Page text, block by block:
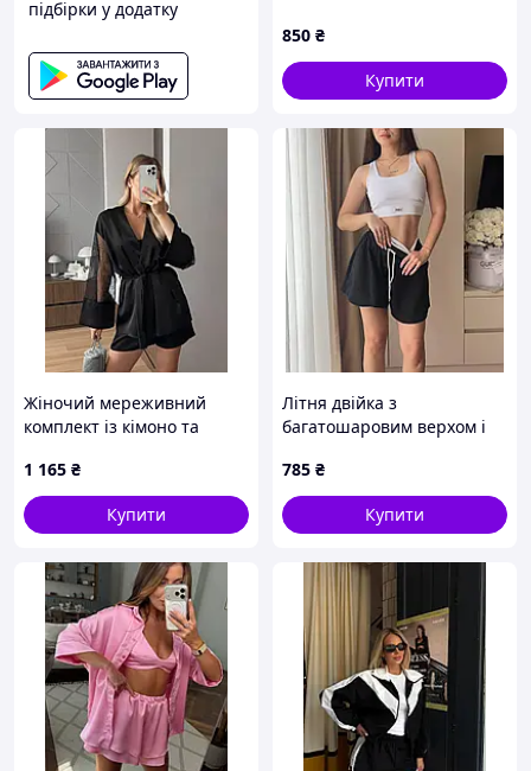
підбірки у додатку
42-44
850 ₴
Купити
Жіночий мереживний
комплект із кімоно та
1 165 ₴
Купити
Літня двійка з
багатошаровим верхом і
785 ₴
Купити